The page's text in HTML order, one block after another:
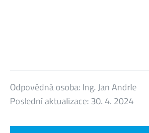
Odpovědná osoba: Ing. Jan Andrle
Poslední aktualizace: 30. 4. 2024